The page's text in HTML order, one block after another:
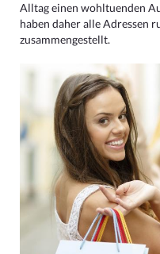
Alltag einen wohltuenden
haben daher alle Adressen
zusammengestellt.